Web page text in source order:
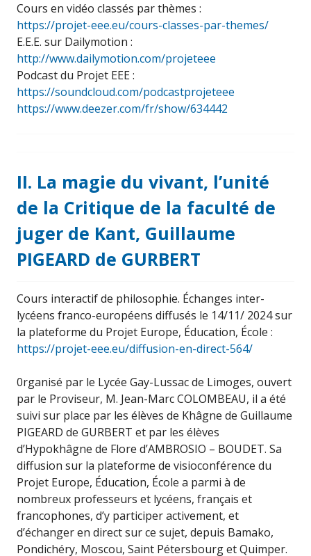
Cours en vidéo classés par thèmes :
https://projet-eee.eu/cours-classes-par-themes/
E.E.E. sur Dailymotion :
http://www.dailymotion.com/projeteee
Podcast du Projet EEE :
https://soundcloud.com/podcastprojeteee
https://www.deezer.com/fr/show/634442
II. La magie du vivant, l’unité
de la Critique de la faculté de
juger de Kant, Guillaume
PIGEARD de GURBERT
Cours interactif de philosophie. Échanges inter-
lycéens franco-européens diffusés le 14/11/ 2024 sur
la plateforme du Projet Europe, Éducation, École :
https://projet-eee.eu/diffusion-en-direct-564/
0rganisé par le Lycée Gay-Lussac de Limoges, ouvert
par le Proviseur, M. Jean-Marc COLOMBEAU, il a été
suivi sur place par les élèves de Khâgne de Guillaume
PIGEARD de GURBERT et par les élèves
d’Hypokhâgne de Flore d’AMBROSIO – BOUDET. Sa
diffusion sur la plateforme de visioconférence du
Projet Europe, Éducation, École a parmi à de
nombreux professeurs et lycéens, français et
francophones, d’y participer activement, et
d’échanger en direct sur ce sujet, depuis Bamako,
Pondichéry, Moscou, Saint Pétersbourg et Quimper.